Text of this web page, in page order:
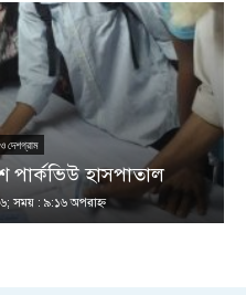
দেশগ্রাম
পার্কভিউ হাসপাতাল
সময় : ৯:১৬ অপরাহ্ণ